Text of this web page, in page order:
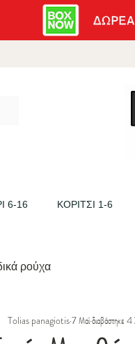
6-16 ΚΟΡΙΤΣΙ 1-6
ρούχα
Tolias panagiotis7 Μαΐδιαβάστηκε 4